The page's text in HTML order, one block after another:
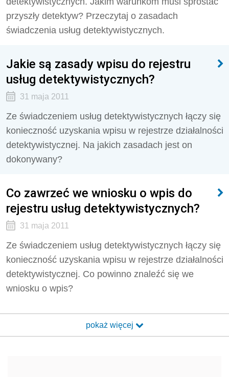
przyszły detektyw? Przeczytaj o zasadach
świadczenia usług detektywistycznych.
Jakie są zasady wpisu do rejestru
usług detektywistycznych?
31 maja 2011
Ze świadczeniem usług detektywistycznych łączy się
konieczność uzyskania wpisu w rejestrze działalności
detektywistycznej. Na jakich zasadach jest on
dokonywany?
Co zawrzeć we wniosku o wpis do
rejestru usług detektywistycznych?
31 maja 2011
Ze świadczeniem usług detektywistycznych łączy się
konieczność uzyskania wpisu w rejestrze działalności
detektywistycznej. Co powinno znaleźć się we
wniosku o wpis?
pokaż więcej